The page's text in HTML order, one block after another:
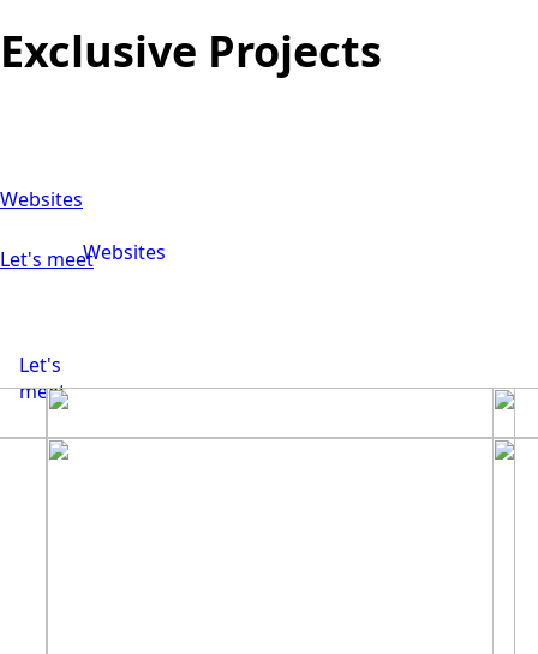
Exclusive Projects
Websites
Websites
Let's meet
Let's
meet